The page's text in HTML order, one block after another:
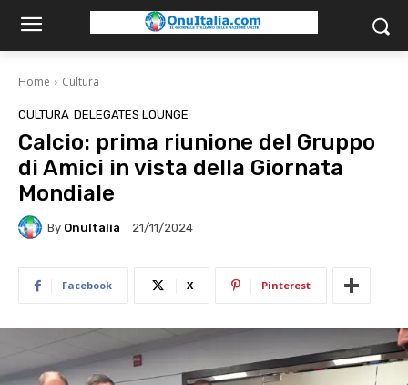
Home Cultura
CULTURA DELEGATES LOUNGE
Calcio: prima riunione del Gruppo
di Amici in vista della Giornata
Mondiale
By OnuItalia 21/11/2024
Facebook X Pinterest